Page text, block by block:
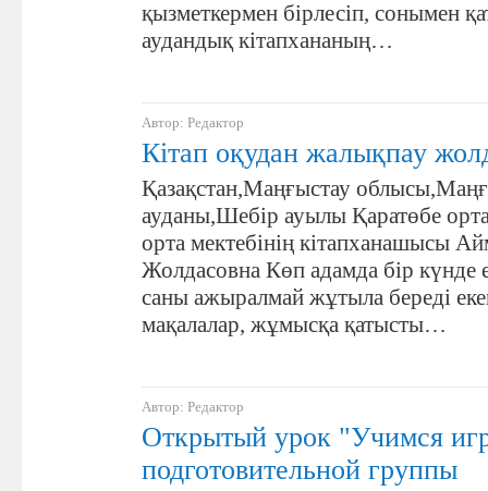
қызметкермен бірлесіп, сонымен
аудандық кітапхананың…
Автор: Редактор
Кітап оқудан жалықпау
Қазақстан,Маңғыстау
ауданы,Шебір ауылы Қаратөбе
орта мектебінің кітапханашысы
Жолдасовна Көп адамда бір күнде
саны ажыралмай жұтыла береді
мақалалар, жұмысқа қатысты…
Автор: Редактор
Открытый урок "Учимся
подготовительной группы